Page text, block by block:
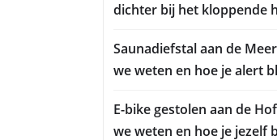
dichter bij het kloppende
Saunadiefstal aan de
we weten en hoe je alert
E-bike gestolen aan de
we weten en hoe je jezelf